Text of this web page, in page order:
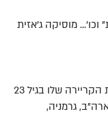
מוסיקה ג'אזית
אדולף שפירו, הוא אחד הבמאים הידועים והחשובים בברית המועצות. הוא החל את הקריירה שלו בגיל 23
גרמניה,